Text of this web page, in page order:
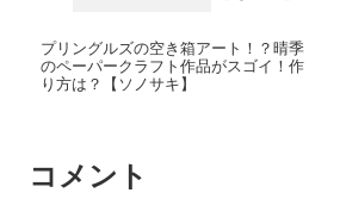
プリングルズの空き箱アート！？晴季
のペーパークラフト作品がスゴイ！作
り方は？【ソノサキ】
コメント